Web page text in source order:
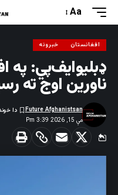
Aa
افغانستان خبرونه
ډبلیو‌ایف‌پي:
ناورین اوج ته
مې 15, 2026 3:39 Pm
Future Afghanistsan